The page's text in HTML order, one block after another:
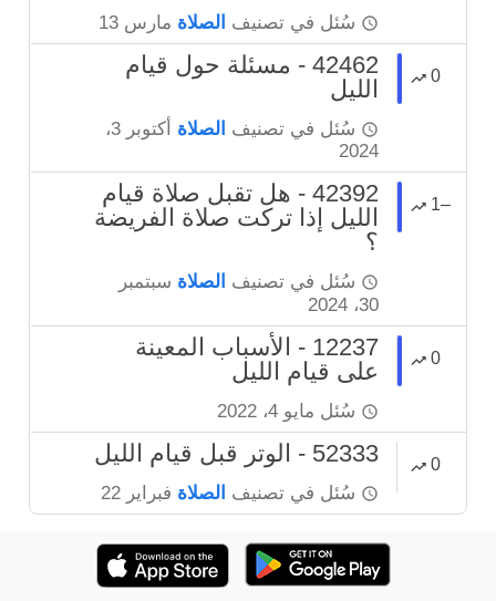
سُئل في تصنيف الصلاة مارس 13
0
42462 - مسئلة حول قيام
الليل
سُئل في تصنيف الصلاة
أكتوبر 3،
2024
–1
42392 - هل تقبل صلاة قيام
الليل إذا تركت صلاة الفريضة
؟
سُئل في تصنيف الصلاة سبتمبر
30، 2024
0
12237 - الأسباب المعينة
على قيام الليل
سُئل مايو 4، 2022
0 52333 - الوتر قبل قيام الليل
سُئل في تصنيف الصلاة فبراير 22